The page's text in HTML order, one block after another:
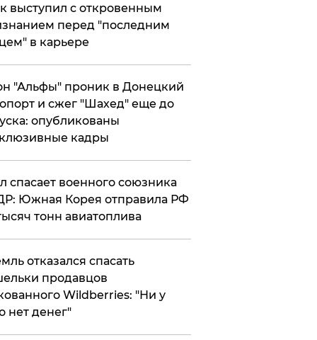
выступил с откровенным
перед "последним
в карьере
"Альфы" проник в Донецкий
и сжег "Шахед" еще до
опубликованы
кадры
спасает военного союзника
Южная Корея отправила РФ
тонн авиатоплива
отказался спасать
продавцов
Wildberries: "Ни у
нет денег"